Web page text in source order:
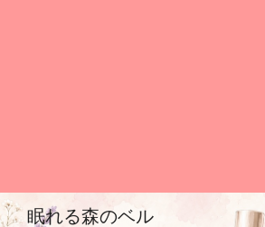
眠れる森のベル